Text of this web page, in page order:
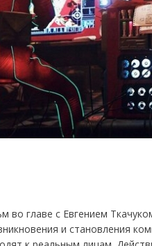
во главе с Евгением
и становления